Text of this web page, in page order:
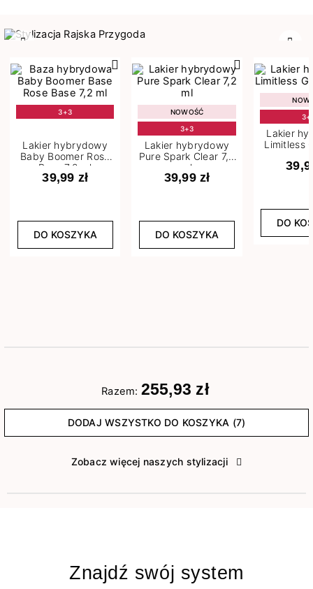
3+3
Lakier hybrydowy
Baby Boomer Rose
Base 7,2 ml
39,99 zł
DO KOSZYKA
NOWOŚĆ
3+3
Lakier hybrydowy
Pure Spark Clear 7,2
ml
39,99 zł
DO KOSZYKA
Lakier
Limitless
DO
Razem: 255,93 zł
DODAJ WSZYSTKO DO KOSZYKA (7)
Zobacz więcej naszych stylizacji
Znajdź swój system